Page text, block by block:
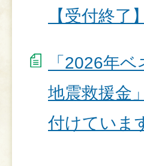
【受付終了】
「2026年
地震救援金
付けていま